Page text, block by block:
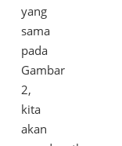
yang
sama
pada
Gambar
2,
kita
akan